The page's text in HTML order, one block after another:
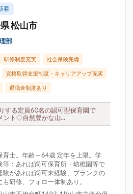
着
松山市
部
研修制度充実 社会保険完備
資格取得支援制度・キャリアアップ充実
退職金制度あり
する定員60名の認可型保育園で
ント◇自然豊かな山...
育士。年齢～64歳 定年を上限。学
等：あれば尚可保育所・幼稚園等で
験があれば尚可未経験、ブランクの
も研修、フォロー体制あり。